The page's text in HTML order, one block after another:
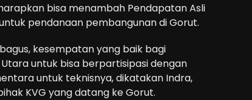
bisa menambah Pendapatan Asli
pendanaan pembangunan di Gorut.
kesempatan yang baik bagi
untuk bisa berpartisipasi dengan
untuk teknisnya, dikatakan Indra,
KVG yang datang ke Gorut.